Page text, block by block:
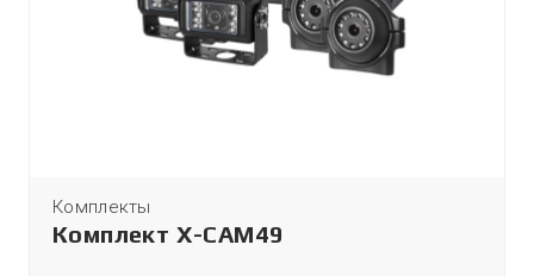
Комплекты
Комплект X-CAM49